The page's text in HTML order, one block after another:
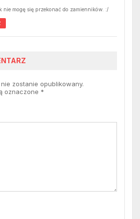
nie mogę się przekonać do zamienników. :/
zostanie opublikowany.
oznaczone *